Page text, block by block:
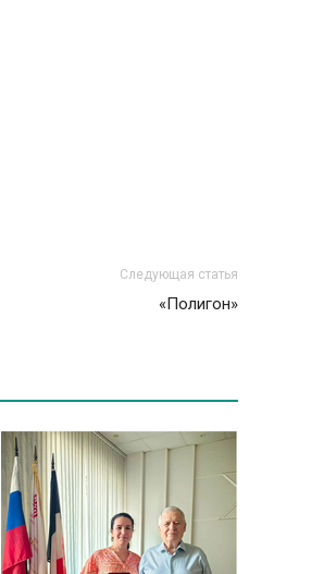
Следующая статья
«Полигон»